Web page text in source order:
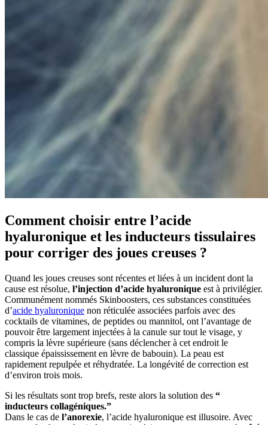
Comment choisir entre l’acide
hyaluronique et les inducteurs tissulaires
pour corriger des joues creuses ?
Quand les joues creuses sont récentes et liées à un incident dont la
cause est résolue, l’injection d’acide hyaluronique est à privilégier.
Communément nommés Skinboosters, ces substances constituées
d’acide hyaluronique non réticulée associées parfois avec des
cocktails de vitamines, de peptides ou mannitol, ont l’avantage de
pouvoir être largement injectées à la canule sur tout le visage, y
compris la lèvre supérieure (sans déclencher à cet endroit le
classique épaississement en lèvre de babouin). La peau est
rapidement repulpée et réhydratée. La longévité de correction est
d’environ trois mois.
Si les résultats sont trop brefs, reste alors la solution des “
inducteurs collagéniques.”
Dans le cas de l’anorexie, l’acide hyaluronique est illusoire. Avec